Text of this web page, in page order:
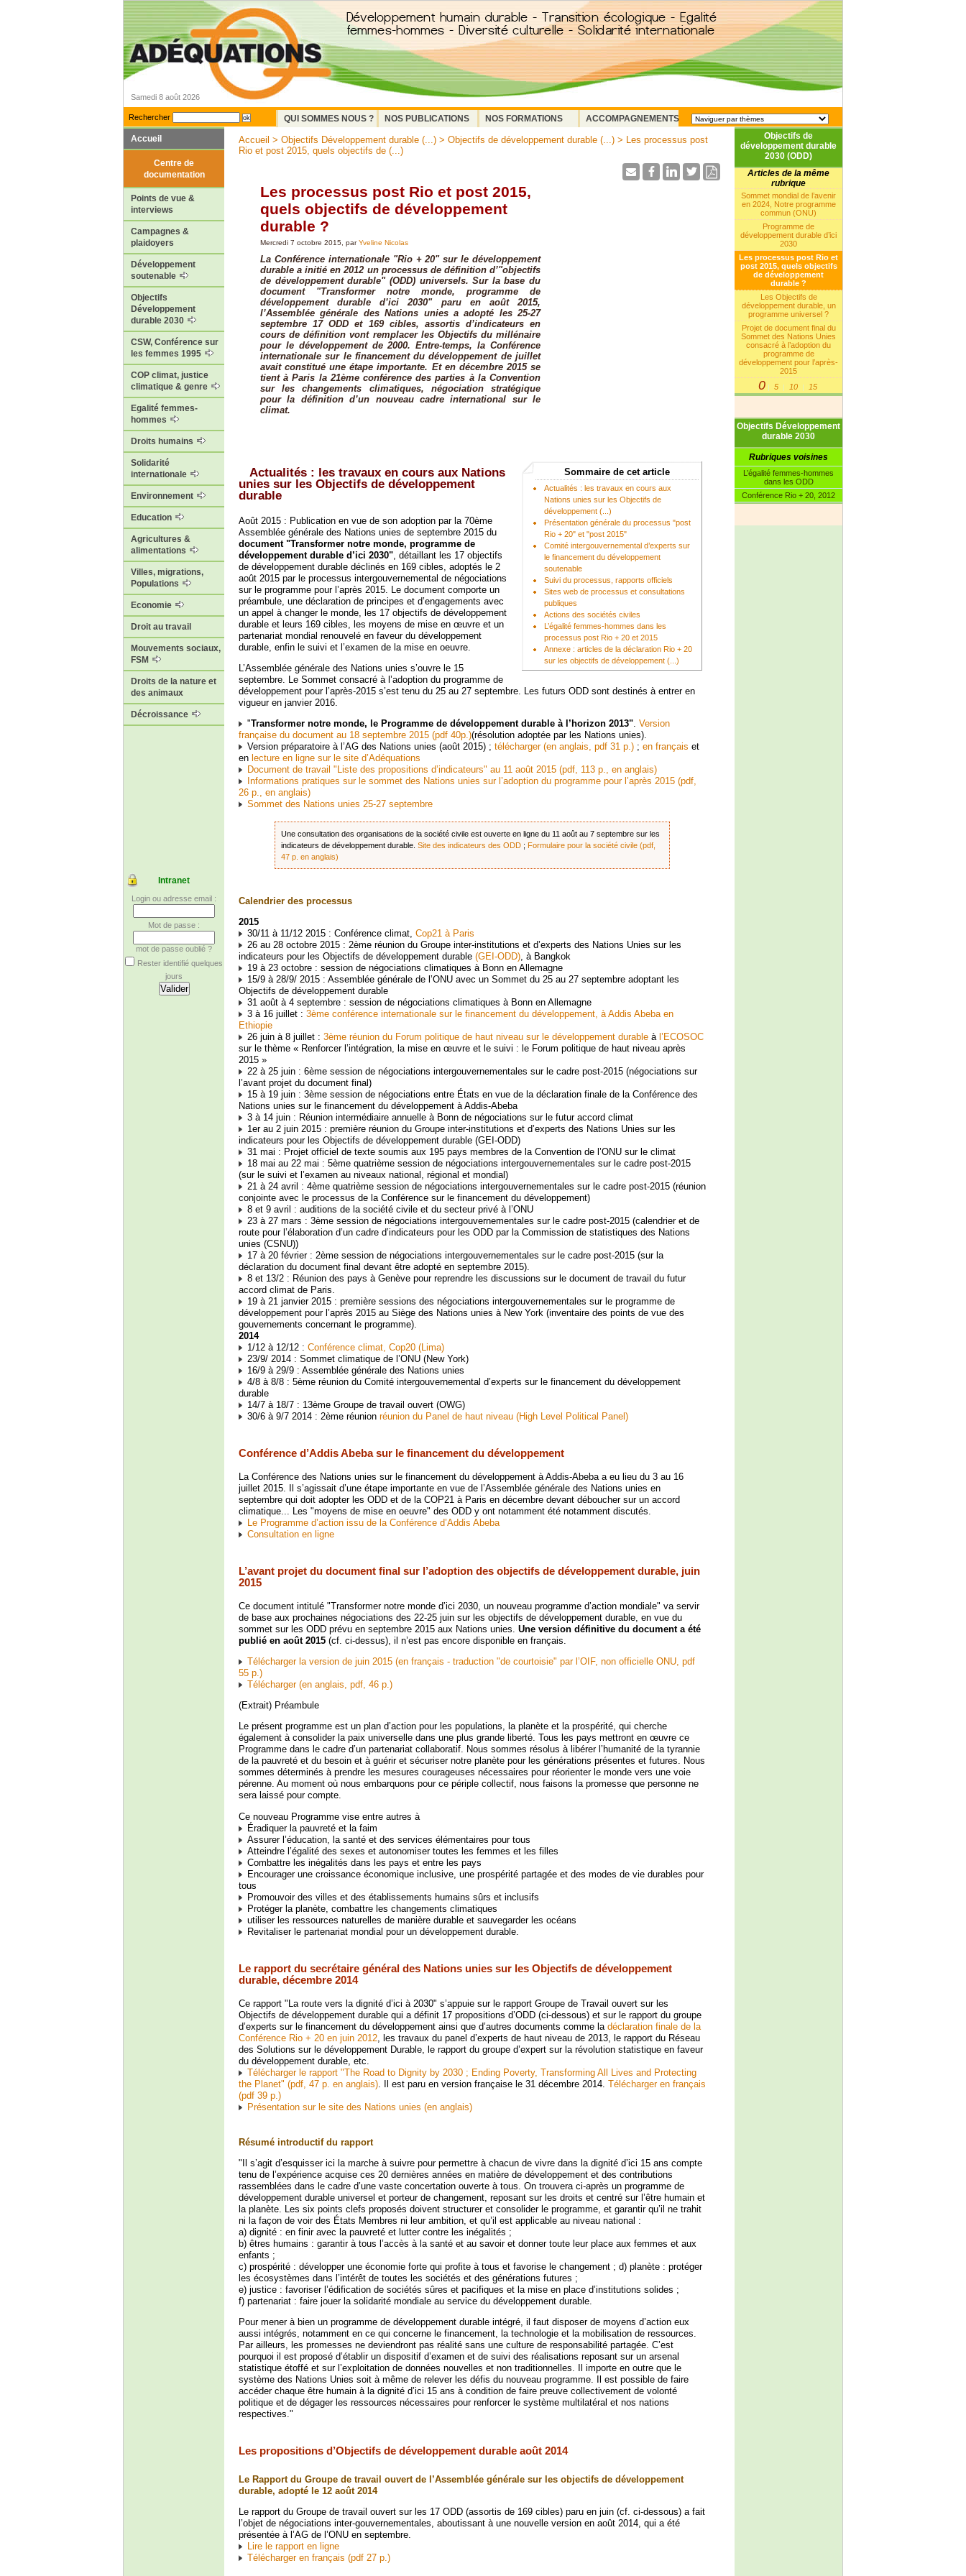
Samedi 8 août 2026
Rechercher QUI SOMMES NOUS ? NOS PUBLICATIONS NOS FORMATIONS
ACCOMPAGNEMENTS
Accueil
Centre de
documentation
Points de vue &
interviews
Campagnes &
plaidoyers
Développement
soutenable
Objectifs
Développement
durable 2030
CSW, Conférence sur
les femmes 1995
COP climat, justice
climatique & genre
Egalité femmes-
hommes
Droits humains
Solidarité
internationale
Environnement
Education
Agricultures &
alimentations
Villes, migrations,
Populations
Economie
Droit au travail
Mouvements sociaux,
FSM
Droits de la nature et
des animaux
Décroissance
Intranet
Login ou adresse email :
Mot de passe :
mot de passe oublié ?
Rester identifié quelques
jours
Objectifs de
développement durable
2030 (ODD)
Articles de la même
rubrique
Sommet mondial de l’avenir
en 2024, Notre programme
commun (ONU)
Programme de
développement durable d’ici
2030
Les processus post Rio et
post 2015, quels objectifs
de développement
durable ?
Les Objectifs de
développement durable, un
programme universel ?
Projet de document final du
Sommet des Nations Unies
consacré à l’adoption du
programme de
développement pour l’après-
2015
0| 5 | 10 | 15
Objectifs Développement
durable 2030
Rubriques voisines
L’égalité femmes-hommes
dans les ODD
Conférence Rio + 20, 2012
Accueil > Objectifs Développement durable (...) > Objectifs de développement durable (...) > Les processus post
Rio et post 2015, quels objectifs de (...)
Les processus post Rio et post 2015,
quels objectifs de développement
durable ?
Mercredi 7 octobre 2015, parYveline Nicolas
La Conférence internationale "Rio + 20" sur le développement
durable a initié en 2012 un processus de définition d’"objectifs
de développement durable" (ODD) universels. Sur la base du
document "Transformer notre monde, programme de
développement durable d’ici 2030" paru en août 2015,
l’Assemblée générale des Nations unies a adopté les 25-27
septembre 17 ODD et 169 cibles, assortis d’indicateurs en
cours de définition vont remplacer les Objectifs du millénaire
pour le développement de 2000. Entre-temps, la Conférence
internationale sur le financement du développement de juillet
avait constitué une étape importante. Et en décembre 2015 se
tient à Paris la 21ème conférence des parties à la Convention
sur les changements climatiques, négociation stratégique
pour la définition d’un nouveau cadre international sur le
climat.
Sommaire de cet article
Actualités : les travaux en cours aux
Nations unies sur les Objectifs de
développement (...)
Présentation générale du processus "post
Rio + 20" et "post 2015"
Comité intergouvernemental d’experts sur
le financement du développement
soutenable
Suivi du processus, rapports officiels
Sites web de processus et consultations
publiques
Actions des sociétés civiles
L’égalité femmes-hommes dans les
processus post Rio + 20 et 2015
Annexe : articles de la déclaration Rio + 20
sur les objectifs de développement (...)
Actualités : les travaux en cours aux Nations
unies sur les Objectifs de développement
durable
Août 2015 : Publication en vue de son adoption par la 70ème
Assemblée générale des Nations unies de septembre 2015 du
document "Transformer notre monde, programme de
développement durable d’ici 2030", détaillant les 17 objectifs
de développement durable déclinés en 169 cibles, adoptés le 2
août 2015 par le processus intergouvernemental de négociations
sur le programme pour l’après 2015. Le document comporte un
préambule, une déclaration de principes et d’engagements avec
un appel à changer le monde, les 17 objectifs de développement
durable et leurs 169 cibles, les moyens de mise en œuvre et un
partenariat mondial renouvelé en faveur du développement
durable, enfin le suivi et l’examen de la mise en oeuvre.
L’Assemblée générale des Nations unies s’ouvre le 15
septembre. Le Sommet consacré à l’adoption du programme de
développement pour l’après-2015 s’est tenu du 25 au 27 septembre. Les futurs ODD sont destinés à entrer en
vigueur en janvier 2016.
"Transformer notre monde, le Programme de développement durable à l’horizon 2013". Version
française du document au 18 septembre 2015 (pdf 40p.)(résolution adoptée par les Nations unies).
Version préparatoire à l’AG des Nations unies (août 2015) ; télécharger (en anglais, pdf 31 p.) ; en français et
en lecture en ligne sur le site d’Adéquations
Document de travail "Liste des propositions d’indicateurs" au 11 août 2015 (pdf, 113 p., en anglais)
Informations pratiques sur le sommet des Nations unies sur l’adoption du programme pour l’après 2015 (pdf,
26 p., en anglais)
Sommet des Nations unies 25-27 septembre
Une consultation des organisations de la société civile est ouverte en ligne du 11 août au 7 septembre sur les
indicateurs de développement durable. Site des indicateurs des ODD ; Formulaire pour la société civile (pdf,
47 p. en anglais)
Calendrier des processus
2015
30/11 à 11/12 2015 : Conférence climat, Cop21 à Paris
26 au 28 octobre 2015 : 2ème réunion du Groupe inter-institutions et d’experts des Nations Unies sur les
indicateurs pour les Objectifs de développement durable (GEI-ODD) , à Bangkok
19 à 23 octobre : session de négociations climatiques à Bonn en Allemagne
15/9 à 28/9/ 2015 : Assemblée générale de l’ONU avec un Sommet du 25 au 27 septembre adoptant les
Objectifs de développement durable
31 août à 4 septembre : session de négociations climatiques à Bonn en Allemagne
3 à 16 juillet : 3ème conférence internationale sur le financement du développement, à Addis Abeba en
Ethiopie
26 juin à 8 juillet : 3ème réunion du Forum politique de haut niveau sur le développement durable à l’ECOSOC
sur le thème « Renforcer l’intégration, la mise en œuvre et le suivi : le Forum politique de haut niveau après
2015 »
22 à 25 juin : 6ème session de négociations intergouvernementales sur le cadre post-2015 (négociations sur
l’avant projet du document final)
15 à 19 juin : 3ème session de négociations entre États en vue de la déclaration finale de la Conférence des
Nations unies sur le financement du développement à Addis-Abeba
3 à 14 juin : Réunion intermédiaire annuelle à Bonn de négociations sur le futur accord climat
1er au 2 juin 2015 : première réunion du Groupe inter-institutions et d’experts des Nations Unies sur les
indicateurs pour les Objectifs de développement durable (GEI-ODD)
31 mai : Projet officiel de texte soumis aux 195 pays membres de la Convention de l’ONU sur le climat
18 mai au 22 mai : 5ème quatrième session de négociations intergouvernementales sur le cadre post-2015
(sur le suivi et l’examen au niveaux national, régional et mondial)
21 à 24 avril : 4ème quatrième session de négociations intergouvernementales sur le cadre post-2015 (réunion
conjointe avec le processus de la Conférence sur le financement du développement)
8 et 9 avril : auditions de la société civile et du secteur privé à l’ONU
23 à 27 mars : 3ème session de négociations intergouvernementales sur le cadre post-2015 (calendrier et de
route pour l’élaboration d’un cadre d’indicateurs pour les ODD par la Commission de statistiques des Nations
unies (CSNU))
17 à 20 février : 2ème session de négociations intergouvernementales sur le cadre post-2015 (sur la
déclaration du document final devant être adopté en septembre 2015).
8 et 13/2 : Réunion des pays à Genève pour reprendre les discussions sur le document de travail du futur
accord climat de Paris.
19 à 21 janvier 2015 : première sessions des négociations intergouvernementales sur le programme de
développement pour l’après 2015 au Siège des Nations unies à New York (inventaire des points de vue des
gouvernements concernant le programme).
2014
1/12 à 12/12 : Conférence climat, Cop20 (Lima)
23/9/ 2014 : Sommet climatique de l’ONU (New York)
16/9 à 29/9 : Assemblée générale des Nations unies
4/8 à 8/8 : 5ème réunion du Comité intergouvernemental d’experts sur le financement du développement
durable
14/7 à 18/7 : 13ème Groupe de travail ouvert (OWG)
30/6 à 9/7 2014 : 2ème réunion réunion du Panel de haut niveau (High Level Political Panel)
Conférence d’Addis Abeba sur le financement du développement
La Conférence des Nations unies sur le financement du développement à Addis-Abeba a eu lieu du 3 au 16
juillet 2015. Il s’agissait d’une étape importante en vue de l’Assemblée générale des Nations unies en
septembre qui doit adopter les ODD et de la COP21 à Paris en décembre devant déboucher sur un accord
climatique... Les "moyens de mise en oeuvre" des ODD y ont notamment été notamment discutés.
Le Programme d’action issu de la Conférence d’Addis Abeba
Consultation en ligne
L’avant projet du document final sur l’adoption des objectifs de développement durable, juin
2015
Ce document intitulé "Transformer notre monde d’ici 2030, un nouveau programme d’action mondiale" va servir
de base aux prochaines négociations des 22-25 juin sur les objectifs de développement durable, en vue du
sommet sur les ODD prévu en septembre 2015 aux Nations unies. Une version définitive du document a été
publié en août 2015 (cf. ci-dessus), il n’est pas encore disponible en français.
Télécharger la version de juin 2015 (en français - traduction "de courtoisie" par l’OIF, non officielle ONU, pdf
55 p.)
Télécharger (en anglais, pdf, 46 p.)
(Extrait) Préambule
Le présent programme est un plan d’action pour les populations, la planète et la prospérité, qui cherche
également à consolider la paix universelle dans une plus grande liberté. Tous les pays mettront en œuvre ce
Programme dans le cadre d’un partenariat collaboratif. Nous sommes résolus à libérer l’humanité de la tyrannie
de la pauvreté et du besoin et à guérir et sécuriser notre planète pour les générations présentes et futures. Nous
sommes déterminés à prendre les mesures courageuses nécessaires pour réorienter le monde vers une voie
pérenne. Au moment où nous embarquons pour ce périple collectif, nous faisons la promesse que personne ne
sera laissé pour compte.
Ce nouveau Programme vise entre autres à
Éradiquer la pauvreté et la faim
Assurer l’éducation, la santé et des services élémentaires pour tous
Atteindre l’égalité des sexes et autonomiser toutes les femmes et les filles
Combattre les inégalités dans les pays et entre les pays
Encourager une croissance économique inclusive, une prospérité partagée et des modes de vie durables pour
tous
Promouvoir des villes et des établissements humains sûrs et inclusifs
Protéger la planète, combattre les changements climatiques
utiliser les ressources naturelles de manière durable et sauvegarder les océans
Revitaliser le partenariat mondial pour un développement durable.
Le rapport du secrétaire général des Nations unies sur les Objectifs de développement
durable, décembre 2014
Ce rapport "La route vers la dignité d’ici à 2030" s’appuie sur le rapport Groupe de Travail ouvert sur les
Objectifs de développement durable qui a définit 17 propositions d’ODD (ci-dessous) et sur le rapport du groupe
d’experts sur le financement du développement ainsi que d’autres documents comme la déclaration finale de la
Conférence Rio + 20 en juin 2012 , les travaux du panel d’experts de haut niveau de 2013, le rapport du Réseau
des Solutions sur le développement Durable, le rapport du groupe d’expert sur la révolution statistique en faveur
du développement durable, etc.
Télécharger le rapport "The Road to Dignity by 2030 ; Ending Poverty, Transforming All Lives and Protecting
the Planet" (pdf, 47 p. en anglais) . Il est paru en version française le 31 décembre 2014. Télécharger en français
(pdf 39 p.)
Présentation sur le site des Nations unies (en anglais)
Résumé introductif du rapport
"Il s’agit d’esquisser ici la marche à suivre pour permettre à chacun de vivre dans la dignité d’ici 15 ans compte
tenu de l’expérience acquise ces 20 dernières années en matière de développement et des contributions
rassemblées dans le cadre d’une vaste concertation ouverte à tous. On trouvera ci-après un programme de
développement durable universel et porteur de changement, reposant sur les droits et centré sur l’être humain et
la planète. Les six points clefs proposés doivent structurer et consolider le programme, et garantir qu’il ne trahit
ni la façon de voir des États Membres ni leur ambition, et qu’il est applicable au niveau national :
a) dignité : en finir avec la pauvreté et lutter contre les inégalités ;
b) êtres humains : garantir à tous l’accès à la santé et au savoir et donner toute leur place aux femmes et aux
enfants ;
c) prospérité : développer une économie forte qui profite à tous et favorise le changement ; d) planète : protéger
les écosystèmes dans l’intérêt de toutes les sociétés et des générations futures ;
e) justice : favoriser l’édification de sociétés sûres et pacifiques et la mise en place d’institutions solides ;
f) partenariat : faire jouer la solidarité mondiale au service du développement durable.
Pour mener à bien un programme de développement durable intégré, il faut disposer de moyens d’action eux
aussi intégrés, notamment en ce qui concerne le financement, la technologie et la mobilisation de ressources.
Par ailleurs, les promesses ne deviendront pas réalité sans une culture de responsabilité partagée. C’est
pourquoi il est proposé d’établir un dispositif d’examen et de suivi des réalisations reposant sur un arsenal
statistique étoffé et sur l’exploitation de données nouvelles et non traditionnelles. Il importe en outre que le
système des Nations Unies soit à même de relever les défis du nouveau programme. Il est possible de faire
accéder chaque être humain à la dignité d’ici 15 ans à condition de faire preuve collectivement de volonté
politique et de dégager les ressources nécessaires pour renforcer le système multilatéral et nos nations
respectives."
Les propositions d’Objectifs de développement durable août 2014
Le Rapport du Groupe de travail ouvert de l’Assemblée générale sur les objectifs de développement
durable, adopté le 12 août 2014
Le rapport du Groupe de travail ouvert sur les 17 ODD (assortis de 169 cibles) paru en juin (cf. ci-dessous) a fait
l’objet de négociations inter-gouvernementales, aboutissant à une nouvelle version en août 2014, qui a été
présentée à l’AG de l’ONU en septembre.
Lire le rapport en ligne
Télécharger en français (pdf 27 p.)